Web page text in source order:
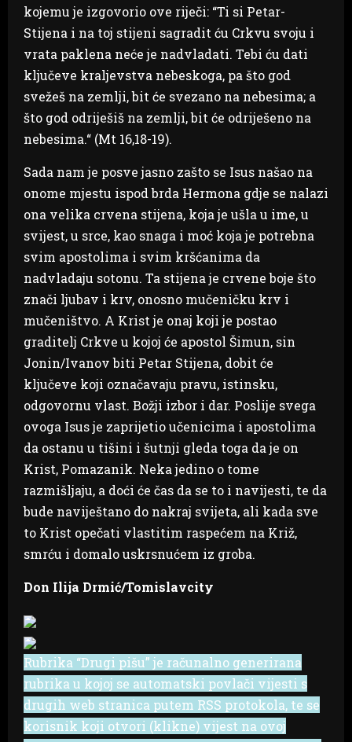
kojemu je izgovorio ove riječi: “Ti si Petar-
Stijena i na toj stijeni sagradit ću Crkvu svoju i
vrata paklena neće je nadvladati. Tebi ću dati
ključeve kraljevstva nebeskoga, pa što god
svežeš na zemlji, bit će svezano na nebesima; a
što god odriješiš na zemlji, bit će odriješeno na
nebesima.“ (Mt 16,18-19).
Sada nam je posve jasno zašto se Isus našao na
onome mjestu ispod brda Hermona gdje se nalazi
ona velika crvena stijena, koja je ušla u ime, u
svijest, u srce, kao snaga i moć koja je potrebna
svim apostolima i svim kršćanima da
nadvladaju sotonu. Ta stijena je crvene boje što
znači ljubav i krv, onosno mučeničku krv i
mučeništvo. A Krist je onaj koji je postao
graditelj Crkve u kojoj će apostol Šimun, sin
Jonin/Ivanov biti Petar Stijena, dobit će
ključeve koji označavaju pravu, istinsku,
odgovornu vlast. Božji izbor i dar. Poslije svega
ovoga Isus je zaprijetio učenicima i apostolima
da ostanu u tišini i šutnji gleda toga da je on
Krist, Pomazanik. Neka jedino o tome
razmišljaju, a doći će čas da se to i navijesti, te da
bude naviještano do nakraj svijeta, ali kada sve
to Krist opečati vlastitim raspećem na Križ,
smrću i domalo uskrsnućem iz groba.
Don Ilija Drmić/Tomislavcity
Rubrika “Drugi pišu” je računalno generirana
rubrika u kojoj se automatski povlači vijesti s
drugih web stranica putem RSS protokola, te se
korisnik koji otvori (klikne) vijest na ovoj